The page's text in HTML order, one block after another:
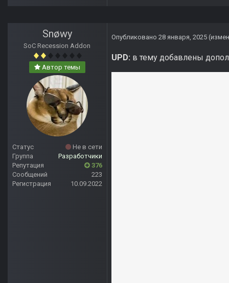
Snøwy
SoC Recession Addon
Автор темы
Статус
Не в сети
Группа
Разработчики
Репутация
376
Сообщений
223
Регистрация
10.09.2022
Опубликовано 28 января, 2025
UPD: в тему добавлены